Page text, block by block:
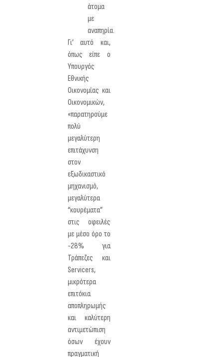
άτομα
με
αναπηρία.
Γι’ αυτό και,
όπως είπε ο
Υπουργός
Εθνικής
Οικονομίας και
Οικονομικών,
«παρατηρούμε
πολύ
μεγαλύτερη
επιτάχυνση
στον
εξωδικαστικό
μηχανισμό,
μεγαλύτερα
“κουρέματα”
στις οφειλές
με μέσο όρο το
-28% για
Τράπεζες και
Servicers,
μικρότερα
επιτόκια
αποπληρωμής
και καλύτερη
αντιμετώπιση
όσων έχουν
πραγματική